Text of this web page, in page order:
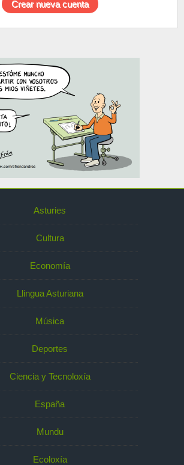
Asturies
Cultura
Economía
Llingua Asturiana
Música
Deportes
Ciencia y Tecnoloxía
España
Mundu
Ecoloxía